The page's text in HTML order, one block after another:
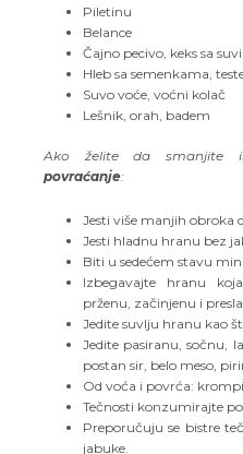
Piletinu
Belance
Čajno pecivo, keks sa
Hleb sa semenkama,
Suvo voće, voćni kolač
Lešnik, orah, badem
Ako želite da smanjite
povraćanje:
Jesti više manjih obroka
Jesti hladnu hranu bez
Biti u sedećem stavu
Izbegavajte hranu
prženu, začinjenu i
Jedite suvlju hranu kao
Jedite pasiranu, sočnu,
postan sir, belo meso,
Od voća i povrća:
Tečnosti konzumirajte
Preporučuju se bistre
jabuke.